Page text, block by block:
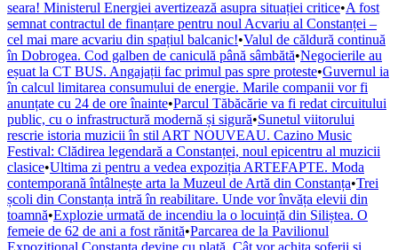
seara! Ministerul Energiei avertizează asupra situației critice•A fost
semnat contractul de finanțare pentru noul Acvariu al Constanței –
cel mai mare acvariu din spațiul balcanic!•Valul de căldură continuă
în Dobrogea. Cod galben de caniculă până sâmbătă•Negocierile au
eșuat la CT BUS. Angajații fac primul pas spre proteste•Guvernul ia
în calcul limitarea consumului de energie. Marile companii vor fi
anunțate cu 24 de ore înainte•Parcul Tăbăcărie va fi redat circuitului
public, cu o infrastructură modernă și sigură•Sunetul viitorului
rescrie istoria muzicii în stil ART NOUVEAU. Cazino Music
Festival: Clădirea legendară a Constanței, noul epicentru al muzicii
clasice•Ultima zi pentru a vedea expoziția ARTEFAPTE. Moda
contemporană întâlnește arta la Muzeul de Artă din Constanța•Trei
școli din Constanța intră în reabilitare. Unde vor învăța elevii din
toamnă•Explozie urmată de incendiu la o locuință din Siliștea. O
femeie de 62 de ani a fost rănită•Parcarea de la Pavilionul
Expozițional Constanța devine cu plată. Cât vor achita șoferii și